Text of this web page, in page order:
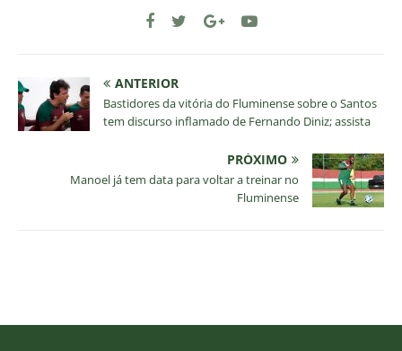
ANTERIOR
Bastidores da vitória do Fluminense sobre o Santos
tem discurso inflamado de Fernando Diniz; assista
PRÓXIMO
Manoel já tem data para voltar a treinar no
Fluminense